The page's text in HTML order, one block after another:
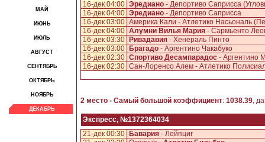
МАЙ
ИЮНЬ
ИЮЛЬ
АВГУСТ
СЕНТЯБРЬ
ОКТЯБРЬ
НОЯБРЬ
ДЕКАБРЬ
16-дек 04:00 Эредиано - Депортиво Саприсса
16-дек 04:00 Эредиано - Депортиво Саприсса
16-дек 03:00 Америка Кали - Атлетико Насьональ
16-дек 04:00 Алумни Вилья Мария - Сармьенто
16-дек 03:30
Ривадавия - Хенераль Пинто
16-дек 03:00
Брагадо - Аргентино Чакабуко
16-дек 02:30 Спортиво Десампарадос - Аргентино
16-дек 02:30 Сан-Лоренсо Алем - Атлетико
2 место - Самый большой коэффициент: 1038.39,
Экспресс, №1372364034
21-дек 00:30
Бавария - Лейпциг